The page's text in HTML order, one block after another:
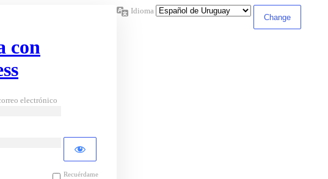
con
electrónico
Recuérdame
Idioma